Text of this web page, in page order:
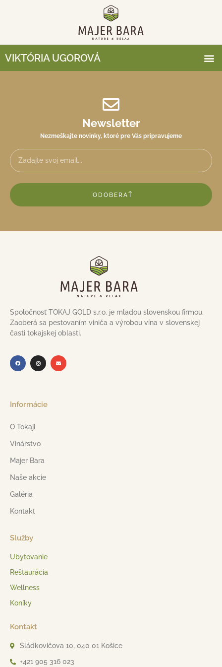
VIKTÓRIA UGOROVÁ
Newsletter
Nezmeškajte novinky, ktoré pre Vás pripravujeme
ODOBERAŤ
Spoločnosť TOKAJ GOLD s.r.o. je mladou slovenskou firmou.
Zaoberá sa pestovaním viniča a výrobou vína v slovenskej
časti tokajskej oblasti.
Informácie
O Tokaji
Vinárstvo
Majer Bara
Naše akcie
Galéria
Kontakt
Služby
Ubytovanie
Reštaurácia
Wellness
Koníky
Kontakt
Sládkovičova 10, 040 01 Košice
+421 905 316 023